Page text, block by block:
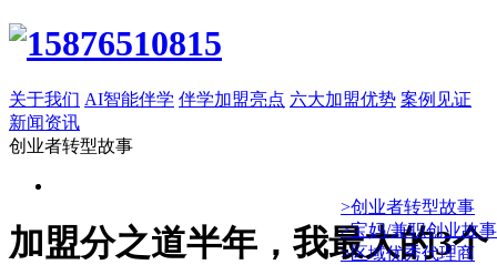
关于我们 AI智能伴学 伴学加盟亮点 六大加盟优势 案例见证
新闻资讯
创业者转型故事
>创业者转型故事
>宝妈/兼职创业故事
>区域优秀代理商
加盟分之道半年，我最大的3个